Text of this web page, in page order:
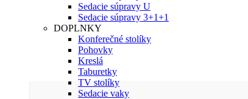
Sedacie súpravy U
Sedacie súpravy 3+1+1
DOPLNKY
Konferečné stolíky
Pohovky
Kreslá
Taburetky
TV stolíky
Sedacie vaky